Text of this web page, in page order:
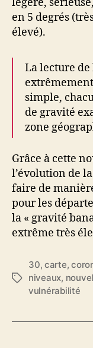
en 5 degrés
élevé).
La lecture de
simple,
de gravité
zone
Grâce à cette
l’évolution de
faire de
pour les
la « gravité
extrême très
Étiquettes
30, carte,
niveaux,
vulnérabilité